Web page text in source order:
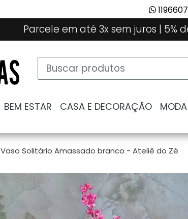
Parcele em até 3x sem juros | 5%
BEM ESTAR CASA E DECORAÇÃO
Vaso Solitário Amassado branco - Ateliê do Zé